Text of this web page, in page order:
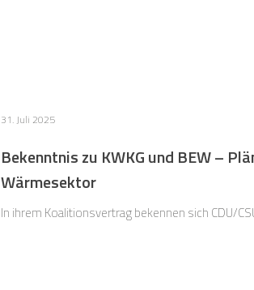
Bekenntnis zu KWKG und BEW –
Wärmesektor
In ihrem Koalitionsvertrag bekennen sich CDU/
31. Juli 2025